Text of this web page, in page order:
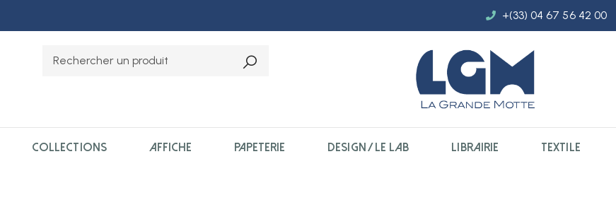
+(33) 04 67 56 42 00
COLLECTIONS AFFICHE PAPETERIE DESIGN / LE LAB LIBRAIRIE TEXTILE